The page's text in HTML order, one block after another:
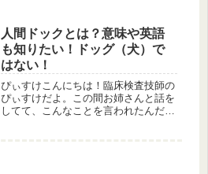
ても解説しているよ。
人間ドックとは？意味や英語
も知りたい！ドッグ（犬）で
はない！
ぴぃすけこんにちは！臨床検査技師の
ぴぃすけだよ。この間お姉さんと話を
してて、こんなことを言われたんだ。